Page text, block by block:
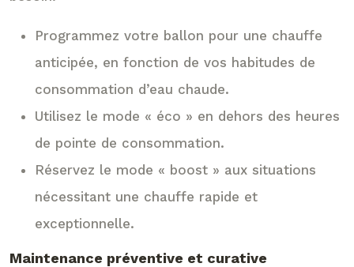
Programmez votre ballon pour une chauffe
anticipée, en fonction de vos habitudes de
consommation d’eau chaude.
Utilisez le mode « éco » en dehors des heures
de pointe de consommation.
Réservez le mode « boost » aux situations
nécessitant une chauffe rapide et
exceptionnelle.
Maintenance préventive et curative